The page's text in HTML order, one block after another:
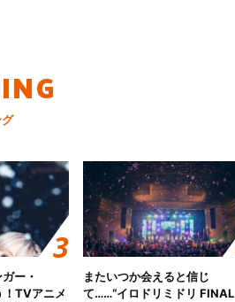
ー・
！TVアニメ
またいつか会えると信じ
て……“イロドリミドリ FINAL